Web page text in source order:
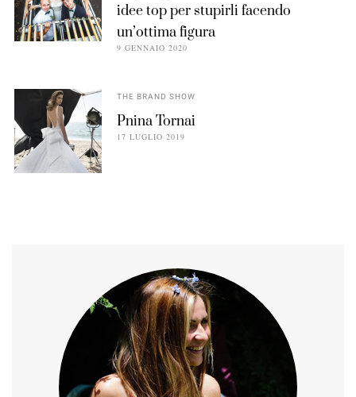
idee top per stupirli facendo
un’ottima figura
9 GENNAIO 2020
THE BRAND SHOW
Pnina Tornai
17 LUGLIO 2019